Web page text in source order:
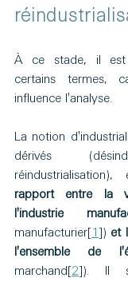
À ce stade, il est
certains termes,
influence l'analyse.
La notion
dérivés
rapport entre la
l'industrie
manufacturier[1 ]) et
l'ensemble de
marchand[2]). Il